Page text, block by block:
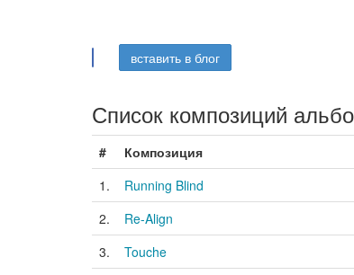
вставить в блог
Список композиций
#
Композиция
1.
Running Blind
2.
Re-Align
3.
Touche